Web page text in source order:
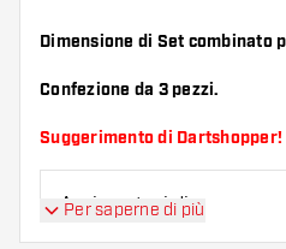
Dimensione di Set combinato
Confezione da 3 pezzi.
Suggerimento di Dartshopper!
Assicuratevi di avere a
Per saperne di più